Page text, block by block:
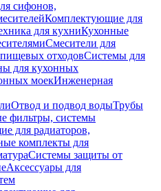
сифонов,
Комплектующие для
для кухниКухонные
Смесители для
отходовСистемы для
для кухонных
моекИнженерная
Отвод и подвод водыТрубы
фильтры, системы
для радиаторов,
комплекты для
Системы защиты от
Аксессуары для